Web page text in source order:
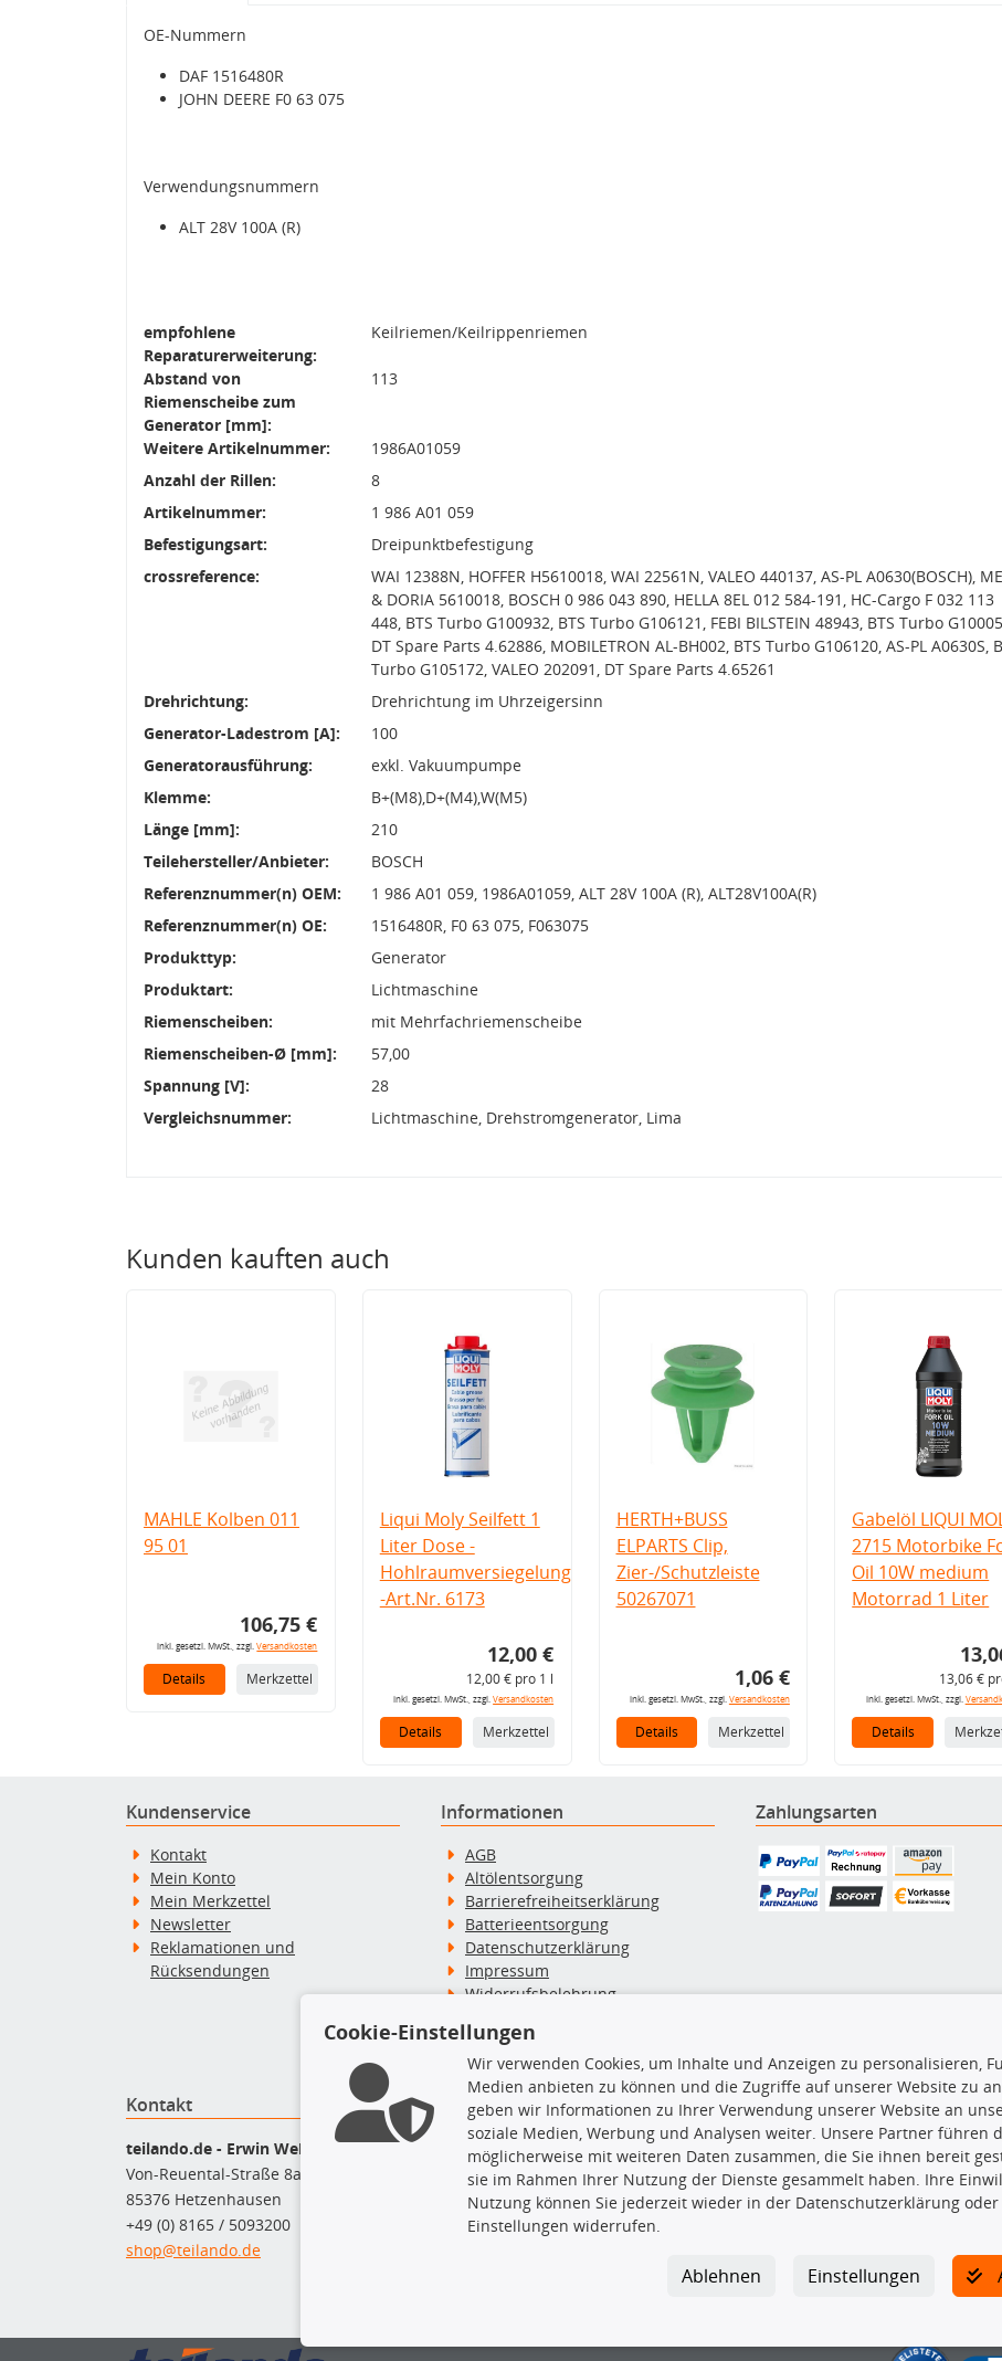
OE-Nummern
DAF 1516480R
JOHN DEERE F0 63 075
Verwendungsnummern
ALT 28V 100A (R)
empfohlene
Reparaturerweiterung:
Keilriemen/Keilrippenriemen
Abstand von
Riemenscheibe zum
Generator [mm]:
113
Weitere Artikelnummer:
1986A01059
Anzahl der Rillen:
8
Artikelnummer:
1 986 A01 059
Befestigungsart:
Dreipunktbefestigung
crossreference:
WAI 12388N, HOFFER H5610018, WAI 22561N, VALEO 440137, AS-PL A0630(BOSCH),
& DORIA 5610018, BOSCH 0 986 043 890, HELLA 8EL 012 584-191, HC-Cargo F 032 113
448, BTS Turbo G100932, BTS Turbo G106121, FEBI BILSTEIN 48943, BTS Turbo
DT Spare Parts 4.62886, MOBILETRON AL-BH002, BTS Turbo G106120, AS-PL A0630S,
Turbo G105172, VALEO 202091, DT Spare Parts 4.65261
Drehrichtung:
Drehrichtung im Uhrzeigersinn
Generator-Ladestrom [A]:
100
Generatorausführung:
exkl. Vakuumpumpe
Klemme:
B+(M8),D+(M4),W(M5)
Länge [mm]:
210
Teilehersteller/Anbieter:
BOSCH
Referenznummer(n) OEM:
1 986 A01 059, 1986A01059, ALT 28V 100A (R), ALT28V100A(R)
Referenznummer(n) OE:
1516480R, F0 63 075, F063075
Produkttyp:
Generator
Produktart:
Lichtmaschine
Riemenscheiben:
mit Mehrfachriemenscheibe
Riemenscheiben-Ø [mm]:
57,00
Spannung [V]:
28
Vergleichsnummer:
Lichtmaschine, Drehstromgenerator, Lima
Kunden kauften auch
MAHLE Kolben 011
95 01
106,75 €
inkl. gesetzl. MwSt., zzgl.Versandkosten
Details Merkzettel
Liqui Moly Seilfett 1
Liter Dose -
Hohlraumversiegelung
-Art.Nr. 6173
12,00 €
12,00 € pro 1 l
inkl. gesetzl. MwSt., zzgl.Versandkosten
Details Merkzettel
HERTH+BUSS
ELPARTS Clip,
Zier-/Schutzleiste
50267071
1,06 €
inkl. gesetzl. MwSt., zzgl. Versandkosten
Details Merkzettel
Gabelöl LIQUI
2715 Motorbike
Oil 10W medium
Motorrad 1 Liter
13,06 €
inkl. gesetzl. MwSt., zzgl.
Details
Kundenservice
Kontakt
Mein Konto
Mein Merkzettel
Newsletter
Reklamationen und
Rücksendungen
Informationen
AGB
Altölentsorgung
Barrierefreiheitserklärung
Batterieentsorgung
Datenschutzerklärung
Impressum
Widerrufsbelehrung
Zahlung & Versand
Zahlungsarten
Kontakt
teilando.de - Erwin Weber GmbH
Von-Reuental-Straße 8a
85376 Hetzenhausen
+49 (0) 8165 / 5093200
shop@teilando.de
Top Produkte
Beleuchtung
Bremsbeläge
Bremsscheiben
Kupplungssatz
Querlenker
TecDoc Inside
Die hier angezeigten Daten
Es ist zu unterlassen, die Daten oder
TecDoc zu vervielfältigen, zu verbreiten
Bitte prüfen Sie, ob das über unseren
Cookie-Einstellungen
Wir verwenden Cookies, um Inhalte und Anzeigen zu personalisieren,
Medien anbieten zu können und die Zugriffe auf unserer Website zu
geben wir Informationen zu Ihrer Verwendung unserer Website an
soziale Medien, Werbung und Analysen weiter. Unsere Partner führen
möglicherweise mit weiteren Daten zusammen, die Sie ihnen bereit
sie im Rahmen Ihrer Nutzung der Dienste gesammelt haben. Ihre
Nutzung können Sie jederzeit wieder in der Datenschutzerklärung oder
Einstellungen widerrufen.
Einstellungen
Ablehnen